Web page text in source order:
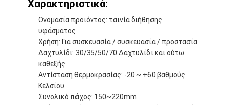
Γύρος εργοστασίων
Ποιοτικός έλεγχος
Μας ελάτε σε επαφή με
Συγκολλητική ταινία μόνωσης
Χαρακτηριστικά:
Ονομασία προϊόντος: ταινία διήθησης
υφάσματος
Χρήση: Για συσκευασία / συσκευασία / προστασία
Δαχτυλίδι: 30/35/50/70 Δαχτυλίδι και ούτω
καθεξής
Αντίσταση θερμοκρασίας: -20 ~ +60 βαθμούς
Κελσίου
Συνολικό πάχος: 150~220mm